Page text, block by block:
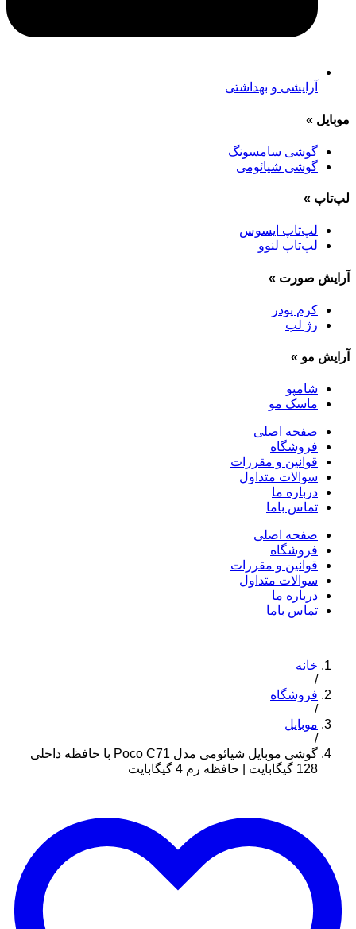
آرایشی و بهداشتی
موبایل »
گوشی سامسونگ
گوشی شیائومی
لپ‌تاپ »
لپ‌تاپ ایسوس
لپ‌تاپ لنوو
آرایش صورت »
کرم پودر
رژ لب
آرایش مو »
شامپو
ماسک مو
صفحه اصلی
فروشگاه
قوانین و مقررات
سوالات متداول
درباره ما
تماس باما
صفحه اصلی
فروشگاه
قوانین و مقررات
سوالات متداول
درباره ما
تماس باما
خانه
/
فروشگاه
/
موبایل
/
گوشی موبایل شیائومی مدل Poco C71 با حافظه داخلی
128 گیگابایت | حافظه رم 4 گیگابایت